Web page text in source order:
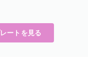
ートを見る